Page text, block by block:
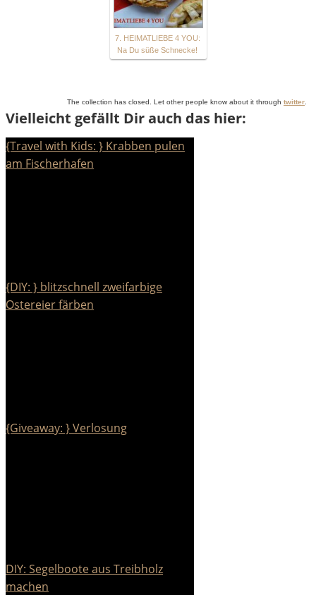
7. HEIMATLIEBE 4 YOU:
Na Du süße Schnecke!
The collection has closed. Let other people know about it through twitter
Vielleicht gefällt Dir auch das hier:
{Travel with Kids: } Krabben pulen
am Fischerhafen
{DIY: } blitzschnell zweifarbige
Ostereier färben
{Giveaway: } Verlosung
DIY: Segelboote aus Treibholz
machen